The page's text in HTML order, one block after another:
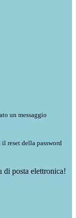
un messaggio
reset della password
di posta elettronica!